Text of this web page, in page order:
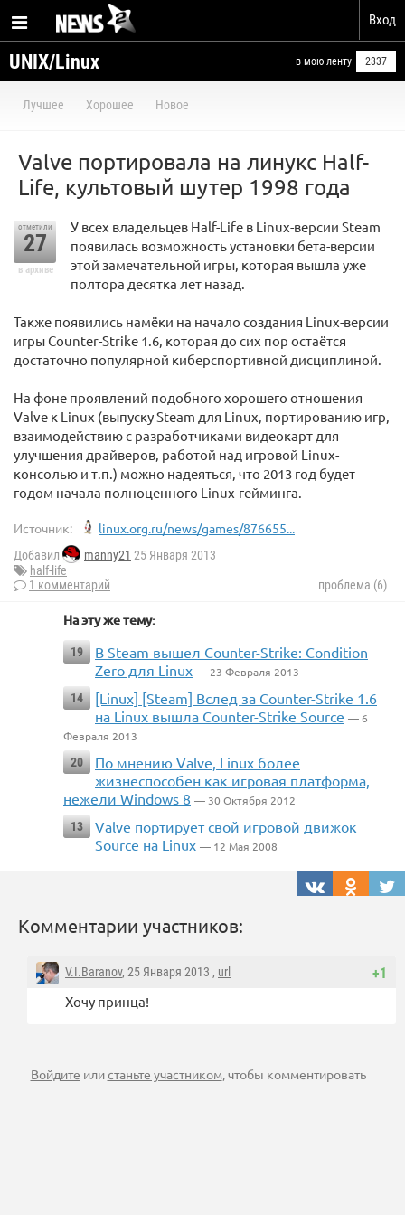
Вход
UNIX/Linux в мою ленту 2337
Лучшее Хорошее Новое
Valve портировала на линукс Half-
Life, культовый шутер 1998 года
отметили
27
в архиве
У всех владельцев Half-Life в Linux-версии Steam
появилась возможность установки бета-версии
этой замечательной игры, которая вышла уже
полтора десятка лет назад.
Также появились намёки на начало создания Linux-версии
игры Counter-Strike 1.6, которая до сих пор остаётся
достаточно популярной киберспортивной дисциплиной.
На фоне проявлений подобного хорошего отношения
Valve к Linux (выпуску Steam для Linux, портированию игр,
взаимодействию с разработчиками видеокарт для
улучшения драйверов, работой над игровой Linux-
консолью и т.п.) можно надеяться, что 2013 год будет
годом начала полноценного Linux-гейминга.
Источник: linux.org.ru/news/games/876655...
Добавил manny21 25 Января 2013
half-life
1 комментарий
проблема (6)
На эту же тему:
19
В Steam вышел Counter-Strike: Condition
Zero для Linux — 23 Февраля 2013
14
[Linux] [Steam] Вслед за Counter-Strike 1.6
на Linux вышла Counter-Strike Source — 6
Февраля 2013
20
По мнению Valve, Linux более
жизнеспособен как игровая платформа,
нежели Windows 8 — 30 Октября 2012
13
Valve портирует свой игровой движок
Source на Linux — 12 Мая 2008
Комментарии участников:
+1
V.I.Baranov, 25 Января 2013 , url
Хочу принца!
Войдите илистаньте участником, чтобы комментировать